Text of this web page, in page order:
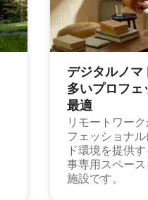
デジタルノマ
多⁠いプ⁠ロ⁠フ⁠ェ⁠
最⁠適
リモートワー
フェッショナ
ド環境を提供
事専用スペー
施設です。